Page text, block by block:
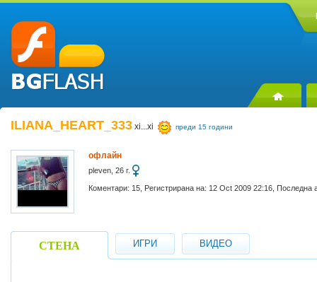
ILIANA_HEART_333 xi...xi преди 15 години
офлайн
pleven, 26 г.
Коментари: 15, Регистрирана на: 12 Oct 2009 22:16, Последна
СТЕНА ИГРИ ВИДЕО